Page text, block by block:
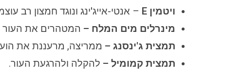
ויטמין E – אנטי-אייג'ינג ונוגד חמצון רב
מינרלים מים המלח – המטהרים את העור
תמצית ג'ינסנג – ממריצה, מרעננת את
תמצית קמומיל – להקלה ולהרגעת העור.